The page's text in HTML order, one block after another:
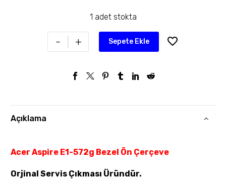
1 adet stokta
- + Sepete Ekle
Açıklama
Acer Aspire E1-572g Bezel Ön Çerçeve
Orjinal Servis Çıkması Üründür.